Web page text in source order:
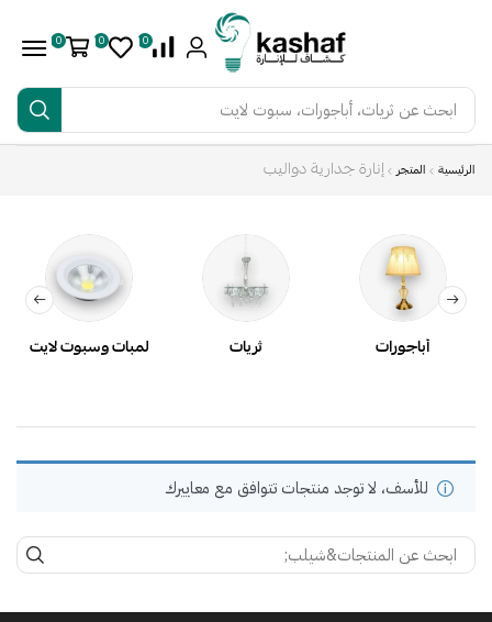
ابحث عن ثريات، أباجورات، سبوت لايت
0
0
0
الرئيسية المتجر إنارة جدارية دواليب
أباجورات ثريات لمبات وسبوت لايت
للأسف، لا توجد منتجات تتوافق مع معاييرك